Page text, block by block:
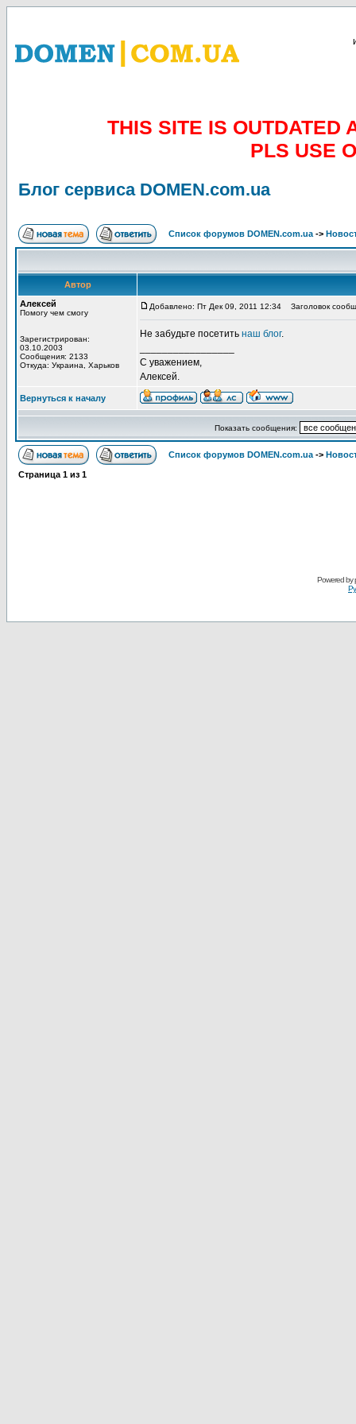
THIS SITE IS OUTDATED
PLS USE
Блог сервиса DOMEN.com.ua
Список форумов DOMEN.com.ua ->
Автор
Алексей
Помогу чем смогу
Зарегистрирован:
03.10.2003
Сообщения: 2133
Откуда: Украина, Харьков
Добавлено: Пт Дек 09, 2011 12:34 Заголовок
Не забудьте посетить наш блог.
С уважением,
Алексей.
Вернуться к началу
Показать сообщения:
Список форумов DOMEN.com.ua ->
Страница 1 из 1
Powered by